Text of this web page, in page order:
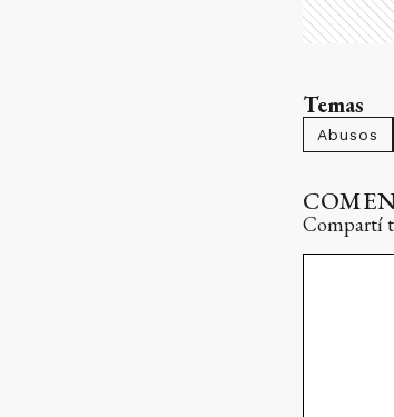
Temas
Abusos
Compartí